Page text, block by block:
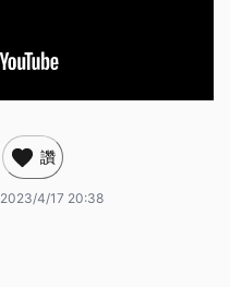
讚
2023/4/17 20:38